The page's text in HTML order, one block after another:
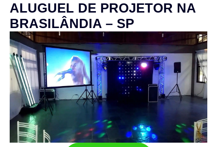
ALUGUEL DE PROJETOR NA
BRASILÂNDIA – SP